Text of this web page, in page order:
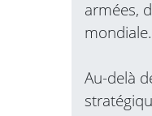
armées,
mondiale.
Au-delà